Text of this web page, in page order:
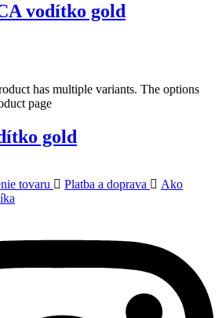
vodítko gold
has multiple variants. The options
page
gold
tovaru Platba a doprava
Ako